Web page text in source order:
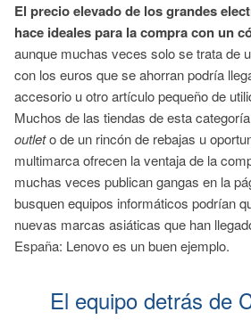
El precio elevado de los grandes
hace ideales para la compra con un
aunque muchas veces solo se trata de
con los euros que se ahorran podría
accesorio u otro artículo pequeño de
Muchos de las tiendas de esta
outleto de un rincón de rebajas u
multimarca ofrecen la ventaja de la
muchas veces publican gangas en la
busquen equipos informáticos podrían
nuevas marcas asiáticas que han
España: Lenovo es un buen ejemplo.
El equipo detrás de